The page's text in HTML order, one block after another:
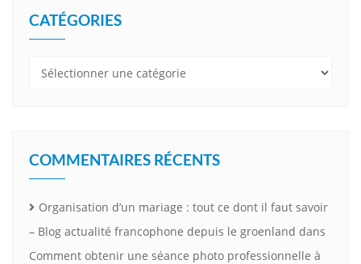
CATÉGORIES
Catégories
COMMENTAIRES RÉCENTS
Organisation d’un mariage : tout ce dont il faut savoir
– Blog actualité francophone depuis le groenland dans
Comment obtenir une séance photo professionnelle à